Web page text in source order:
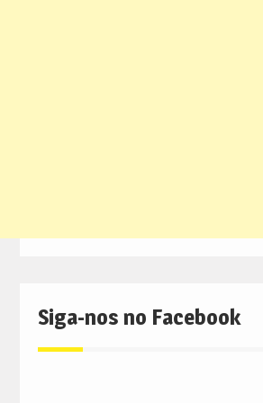
Siga-nos no Facebook